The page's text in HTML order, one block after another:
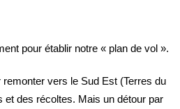
pour établir notre « plan de vol ».
vers le Sud Est (Terres du
des récoltes. Mais un détour par